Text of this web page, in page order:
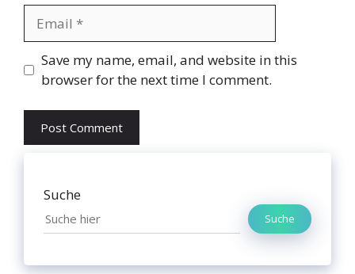
Website
Save my name, email, and website in this
browser for the next time I comment.
Suche
Suche